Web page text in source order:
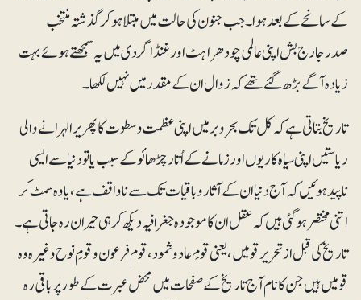
کے سانحے کے بعد ہوا۔ جب جنون کی حالت میں مبتلا ہوکر گذشتہ منتخب
صدرجارج بش اپنی عالمی چودھراہٹ اور غنڈا گردی میں یہ سمجھتے ہوئے بہت
زیادہ آگے بڑھ گئے تھے کہ زوال ان کے مقدر میں نہیں لکھا۔
تاریخ بتاتی ہے کہ کل تک بحروبر میں اپنی عظمت و سطوت کا پھریرا لہرانے والی
ریاستیں اپنی سیاہ کاریوں اور زمانے کے اُتار چڑھائو کے سبب یا تو دنیا سے ایسی
ناپید ہوئیں کہ آج دنیا ان کے آثار و باقیات تک سے ناواقف ہے، یا وہ سمٹ کر
اتنی مختصر ہوگئی ہیں کہ عقل ان کا موجودہ جغرافیہ دیکھ کر ہی حیران رہ جاتی ہے۔
تاریخ کی قبل از تحریر قومیں، یعنی قومِ عادو ثمود، قوم فرعون و قومِ نوح وغیرہ وہ
قومیں ہیں جن کا نام آج تاریخ کے صفحات میں محض عبرت کے طور پر باقی رہ